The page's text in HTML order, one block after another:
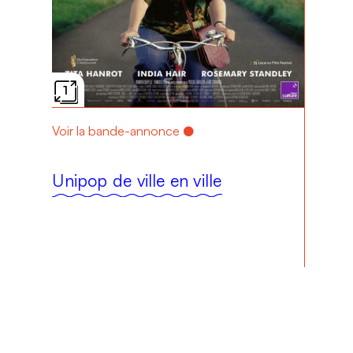
1
Voir la bande-annonce
Unipop de ville en ville